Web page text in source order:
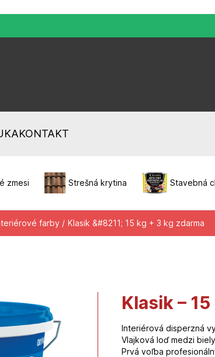
KONTAKT
zmesi Strešná krytina Stavebná
farby / Klasik &#8211; 15 kg + 3 kg zdarma
Klasik –
Interiérová disperzná
Vlajková loď medzi
Prvá voľba